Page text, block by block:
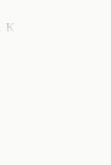
бы мне
быть, я
не в
я его